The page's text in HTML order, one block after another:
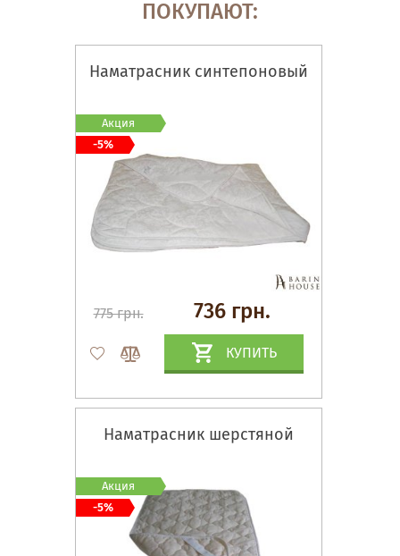
ПОКУПАЮТ:
Наматрасник синтепоновый
775 грн. 736 грн.
КУПИТЬ
Акция
-5%
Наматрасник шерстяной
Акция
-5%